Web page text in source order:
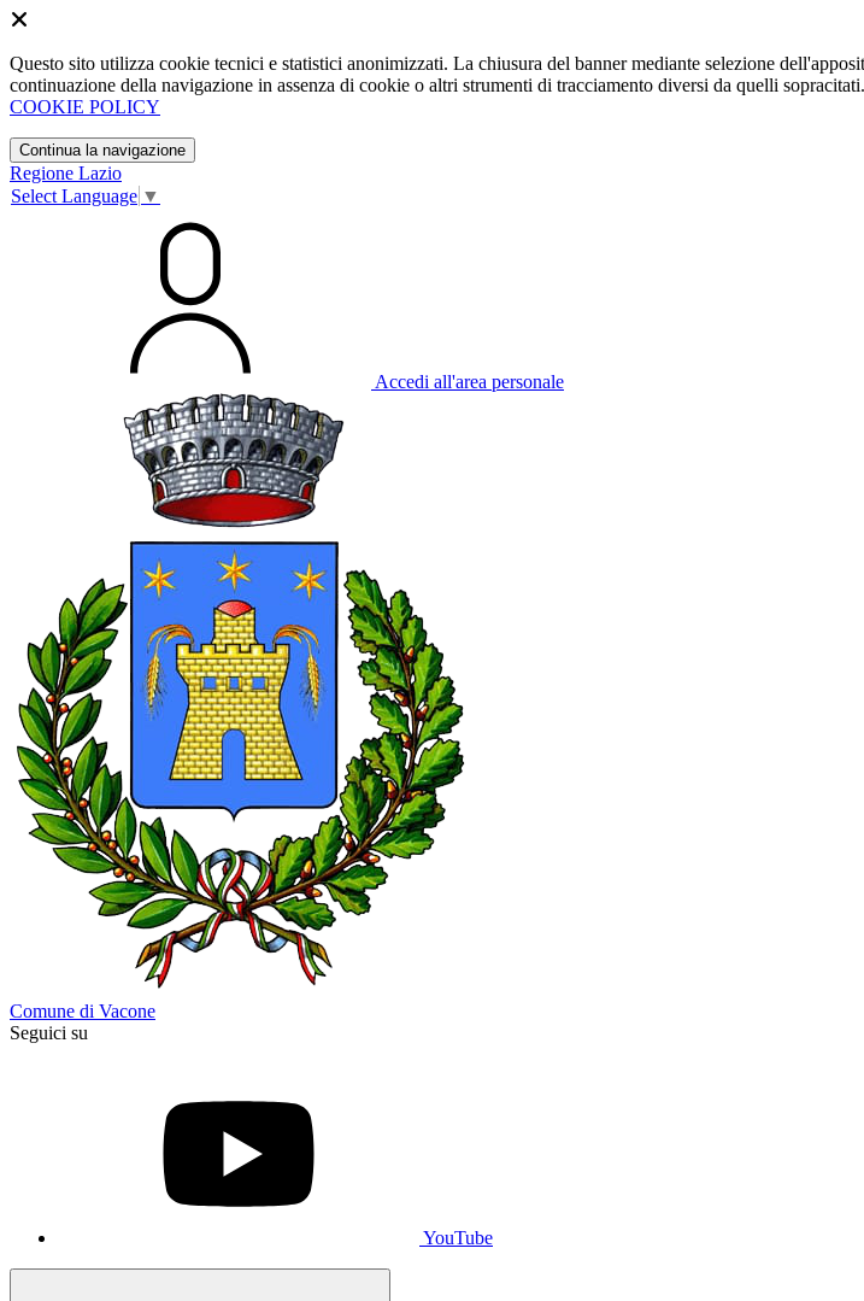
Questo sito utilizza cookie tecnici e statistici anonimizzati. La chiusura del banner mediante selezione
continuazione della navigazione in assenza di cookie o altri strumenti di tracciamento diversi da quelli sopracitati.
COOKIE POLICY
Continua la navigazione
Regione Lazio
Select Language ▼
Accedi all'area personale
Comune di Vacone
Seguici su
YouTube